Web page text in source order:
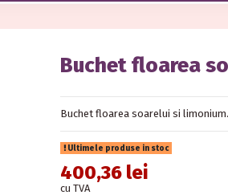
Buchet floarea
Buchet floarea soarelui si
Ultimele produse in stoc
400,36 lei
cu TVA